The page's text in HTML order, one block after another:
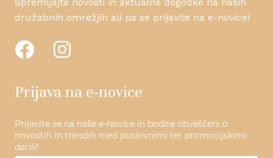
družabnih omrežjih ali pa se prijavite na e-novice!
Prijava na e-novice
Prijavite se na naše e-novice in bodite obveščeni o
novostih in trendih med poslovnimi ter promocijskimi
darili!